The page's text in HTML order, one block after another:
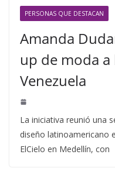
PERSONAS QUE DESTACAN
Amanda
up de moda
Venezuela
La iniciativa reunió una
diseño latinoamericano
ElCielo en Medellín, con